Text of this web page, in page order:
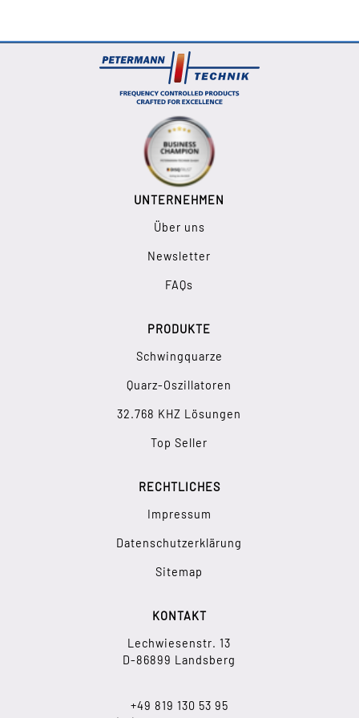
UNTERNEHMEN
Über uns
Newsletter
FAQs
PRODUKTE
Schwingquarze
Quarz-Oszillatoren
32.768 KHZ Lösungen
Top Seller
RECHTLICHES
Impressum
Datenschutzerklärung
Sitemap
KONTAKT
Lechwiesenstr. 13
D-86899 Landsberg
+49 819 130 53 95